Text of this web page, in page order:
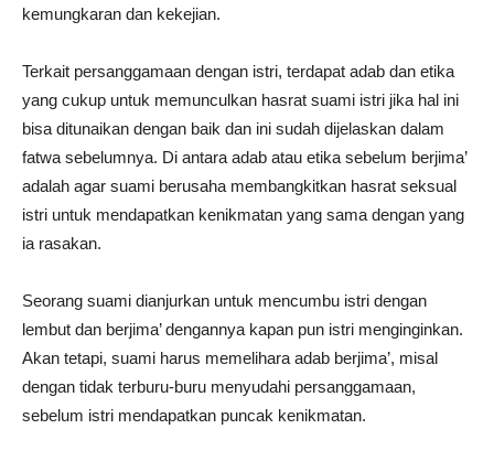
kemungkaran dan kekejian.
Terkait persanggamaan dengan istri, terdapat adab dan etika
yang cukup untuk memunculkan hasrat suami istri jika hal ini
bisa ditunaikan dengan baik dan ini sudah dijelaskan dalam
fatwa sebelumnya. Di antara adab atau etika sebelum berjima’
adalah agar suami berusaha membangkitkan hasrat seksual
istri untuk mendapatkan kenikmatan yang sama dengan yang
ia rasakan.
Seorang suami dianjurkan untuk mencumbu istri dengan
lembut dan berjima’ dengannya kapan pun istri menginginkan.
Akan tetapi, suami harus memelihara adab berjima’, misal
dengan tidak terburu-buru menyudahi persanggamaan,
sebelum istri mendapatkan puncak kenikmatan.